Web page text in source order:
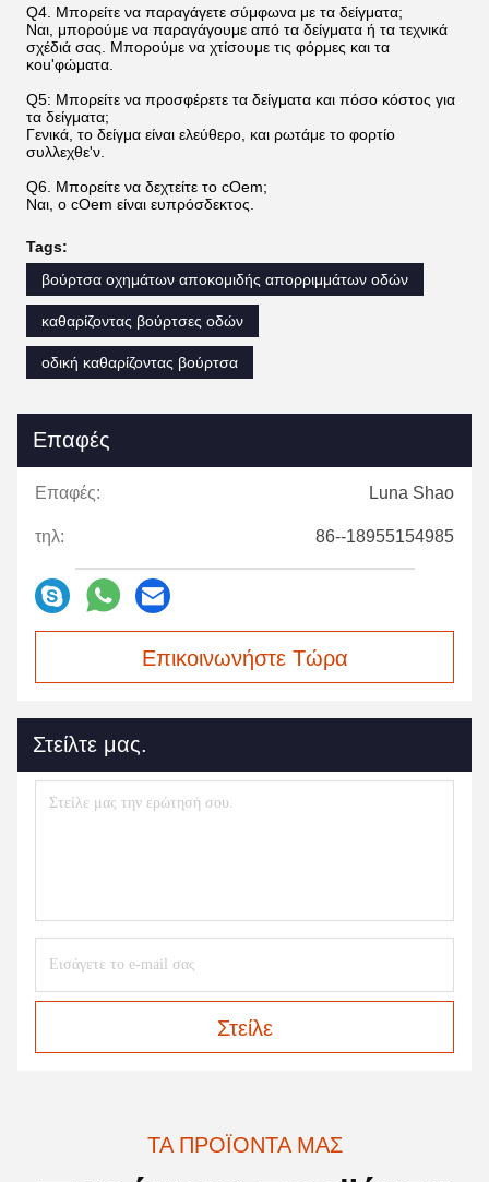
Q4. Μπορείτε να παραγάγετε σύμφωνα με τα δείγματα;
Ναι, μπορούμε να παραγάγουμε από τα δείγματα ή τα τεχνικά
σχέδιά σας. Μπορούμε να χτίσουμε τις φόρμες και τα
κοu'φώματα.
Q5: Μπορείτε να προσφέρετε τα δείγματα και πόσο κόστος για
τα δείγματα;
Γενικά, το δείγμα είναι ελεύθερο, και ρωτάμε το φορτίο
συλλεχθε'ν.
Q6. Μπορείτε να δεχτείτε το cOem;
Ναι, ο cOem είναι ευπρόσδεκτος.
Tags:
βούρτσα οχημάτων αποκομιδής απορριμμάτων οδών
καθαρίζοντας βούρτσες οδών
οδική καθαρίζοντας βούρτσα
Επαφές
Επαφές: Luna Shao
τηλ: 86--18955154985
Επικοινωνήστε Τώρα
Στείλτε μας.
Στείλε
ΤΑ ΠΡΟΪΌΝΤΑ ΜΑΣ